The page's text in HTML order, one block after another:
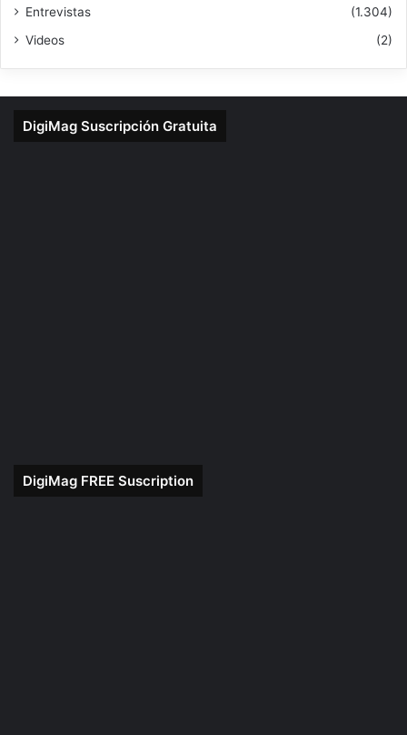
Entrevistas
(1.304)
Videos
(2)
DigiMag Suscripción Gratuita
DigiMag FREE Suscription